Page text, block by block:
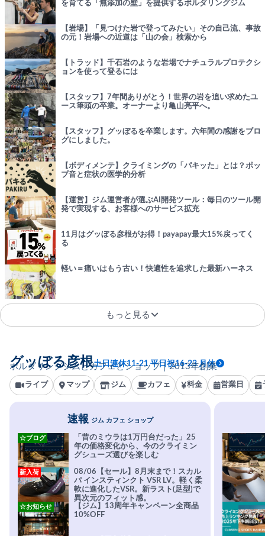
を育てる「無添加の壁」を提供するボルダリングジム
【岩場】「見つけた岩で登ってみたい」その自己流、事故
の元！岩場への近道は「山の会」検索から
【トラッド】千石岩のような岩場でナチュラルプロテクシ
ョンを使って登るには
【スタッフ】7年間ありがとう！世界の岩を追い求めたユ
ース筆頭の卒業。オーナーより亀山亮平へ。
【スタッフ】グッぼるを卒業します。六年間の感謝をブロ
グにしました。
【ボディメンテ】クライミングの「パキッた」とは？ポッ
プ音と症状の医学的分析
【運営】ジム運営者が選ぶAI開発ツール：毎日のツール開
発で実現する、お客様へのサービス拡充
11月はグッぼる彦根がお得！payapay最大15%戻ってく
る
軽い＝痛いはもう古い！快適性を追求した最新ハーネス
もっと見る
ボルダリングジムとカフェとショップ｜2013年創業
グッぼる彦根土日連休11-21 平日祝16-23 月休
ライブ マップ ジム カフェ 料金 営業日
速報 ジム カフェ ショップ
「昔のミウラは1万円台だった」25
年の価格変化から、今のクライミン
グシューズ選びを楽しむ
☆ブログ
08/06【セール】8月末まで！スカル
パ インスティンクト VSR LV。軽く柔
軟に進化したVSR。新ラスト(足型)で
異次元のフィット感。
新入荷
【ジム】13周年キャンペーン全商品
10%OFF
☆お知らせ